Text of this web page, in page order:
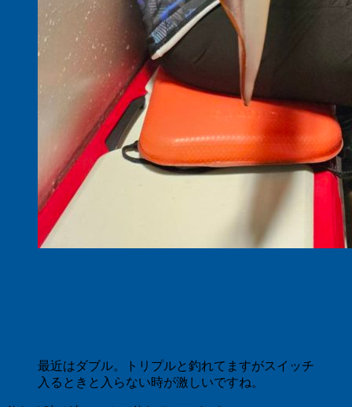
最近はダブル。トリプルと釣れてますがスイッチ
入るときと入らない時が激しいですね。